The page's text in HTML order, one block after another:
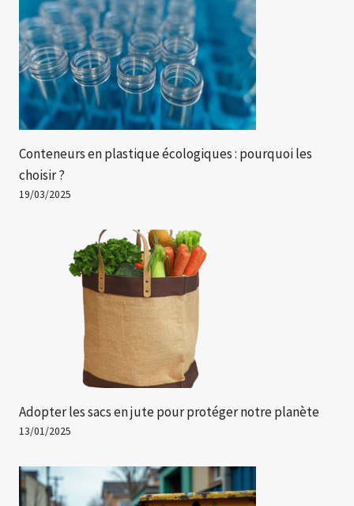
Conteneurs en plastique écologiques : pourquoi les
choisir ?
19/03/2025
Adopter les sacs en jute pour protéger notre planète
13/01/2025